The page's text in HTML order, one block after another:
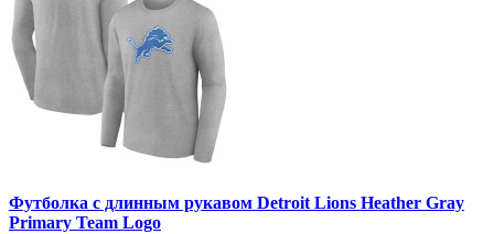
Футболка с длинным рукавом Detroit Lions Heather Gray
Primary Team Logo